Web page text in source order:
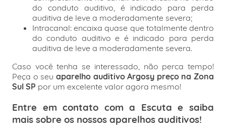
do conduto auditivo, é indicado para perda
auditiva de leve a moderadamente severa;
Intracanal: encaixa quase que totalmente dentro
do conduto auditivo e é indicado para perda
auditiva de leve a moderadamente severa.
Caso você tenha se interessado, não perca tempo!
Peça o seu aparelho auditivo Argosy preço na Zona
Sul SP por um excelente valor agora mesmo!
Entre em contato com a Escuta e saiba
mais sobre os nossos aparelhos auditivos!